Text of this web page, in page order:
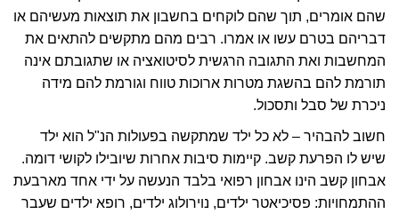
שהם אומרים, תוך שהם לוקחים בחשבון את תוצאות מעשיהם או
דבריהם בטרם עשו או אמרו. רבים מהם מתקשים להתאים את
המחשבות ואת התגובה הרגשית לסיטואציה או שתגובתם אינה
תורמת להם בהשגת מטרות ארוכות טווח וגורמת להם מידה
ניכרת של סבל ותסכול.
חשוב להבהיר – לא כל ילד שמתקשה בפעולות הנ"ל הוא ילד
שיש לו הפרעת קשב. קיימות סיבות אחרות שיובילו לקושי דומה.
אבחון קשב הינו אבחון רפואי בלבד הנעשה על ידי אחד מארבעת
ההתמחויות: פסיכיאטר ילדים, נוירולוג ילדים, רופא ילדים שעבר